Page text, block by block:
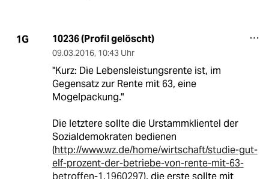
1G 10236 (Profil gelöscht)
09.03.2016, 10:43 Uhr
"Kurz: Die Lebensleistungsrente ist, im
Gegensatz zur Rente mit 63, eine
Mogelpackung."
Die letztere sollte die Urstammklientel der
Sozialdemokraten bedienen
(http://www.wz.de/home/wirtschaft/studie-gut-
elf-prozent-der-betriebe-von-rente-mit-63-